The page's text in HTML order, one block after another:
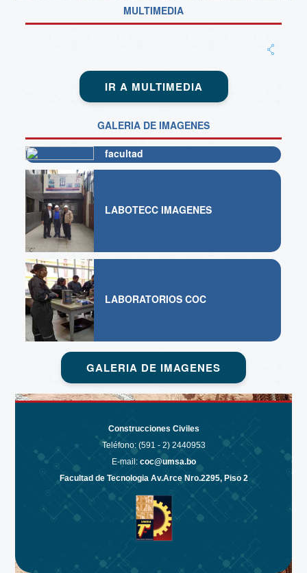
MULTIMEDIA
IR A MULTIMEDIA
GALERIA DE IMAGENES
facultad
LABOTECC IMAGENES
LABORATORIOS COC
GALERIA DE IMAGENES
Construcciones Civiles
Teléfono: (591 - 2) 2440953
E-mail: coc@umsa.bo
Facultad de Tecnologia Av.Arce Nro.2295, Piso 2